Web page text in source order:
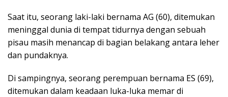
Saat itu, seorang laki-laki bernama AG (60), ditemukan
meninggal dunia di tempat tidurnya dengan sebuah
pisau masih menancap di bagian belakang antara leher
dan pundaknya.
Di sampingnya, seorang perempuan bernama ES (69),
ditemukan dalam keadaan luka-luka memar di